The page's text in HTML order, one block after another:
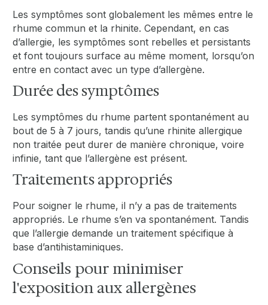
Les symptômes sont globalement les mêmes entre le
rhume commun et la rhinite. Cependant, en cas
d’allergie, les symptômes sont rebelles et persistants
et font toujours surface au même moment, lorsqu’on
entre en contact avec un type d’allergène.
Durée des symptômes
Les symptômes du rhume partent spontanément au
bout de 5 à 7 jours, tandis qu’une rhinite allergique
non traitée peut durer de manière chronique, voire
infinie, tant que l’allergène est présent.
Traitements appropriés
Pour soigner le rhume, il n’y a pas de traitements
appropriés. Le rhume s’en va spontanément. Tandis
que l’allergie demande un traitement spécifique à
base d’antihistaminiques.
Conseils pour minimiser
l'exposition aux allergènes